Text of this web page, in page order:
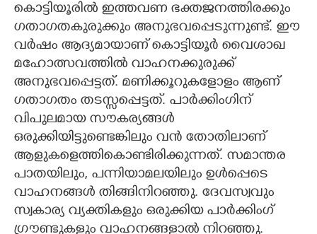
കൊട്ടിയൂരിൽ ഇത്തവണ ഭക്തജനത്തിരക്കും
ഗതാഗതകുരുക്കും അനുഭവപ്പെടുന്നുണ്ട്. ഈ
വർഷം ആദ്യമായാണ് കൊട്ടിയൂർ വൈശാഖ
മഹോത്സവത്തിൽ വാഹനക്കുരുക്ക്
അനുഭവപ്പെട്ടത്. മണിക്കൂറുകളോളം ആണ്
ഗതാഗതം തടസ്സപ്പെട്ടത്. പാർക്കിംഗിന്
വിപുലമായ സൗകര്യങ്ങൾ
ഒരുക്കിയിട്ടുണ്ടെങ്കിലും വൻ തോതിലാണ്
ആളുകളെത്തികൊണ്ടിരിക്കുന്നത്. സമാന്തര
പാതയിലും, പന്നിയാമലയിലും ഉൾപ്പെടെ
വാഹനങ്ങൾ തിങ്ങിനിറഞ്ഞു. ദേവസ്വവും
സ്വകാര്യ വ്യക്തികളും ഒരുക്കിയ പാർക്കിംഗ്
ഗ്രൗണ്ടുകളും വാഹനങ്ങളാൽ നിറഞ്ഞു.